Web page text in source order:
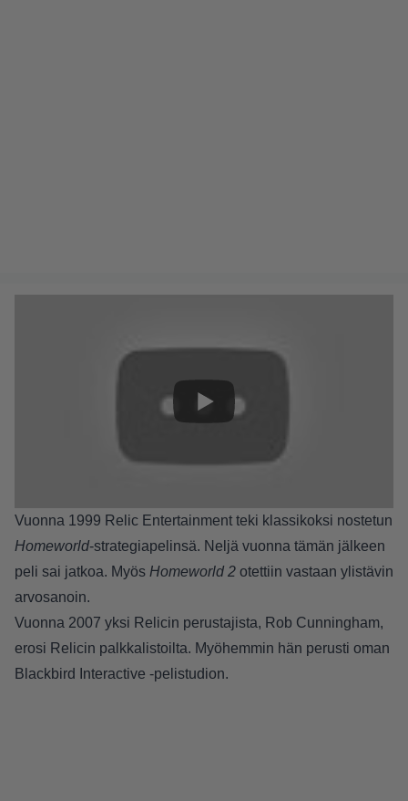
Vuonna 1999 Relic Entertainment teki klassikoksi nostetun
Homeworld-strategiapelinsä. Neljä vuonna tämän jälkeen
peli sai jatkoa. Myös Homeworld 2 otettiin vastaan ylistävin
arvosanoin.
Vuonna 2007 yksi Relicin perustajista, Rob Cunningham,
erosi Relicin palkkalistoilta. Myöhemmin hän perusti oman
Blackbird Interactive -pelistudion.